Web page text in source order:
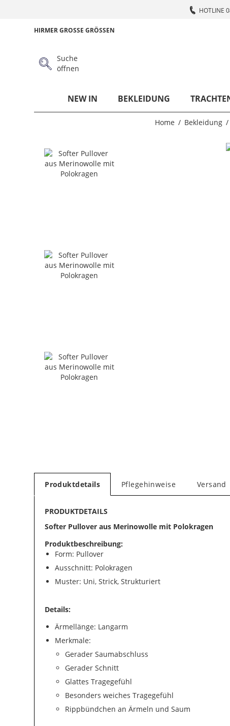
HOTLINE
HIRMER GROSSE GRÖSSEN
Suche
öffnen
NEW IN BEKLEIDUNG
Home Bekleidung
Produktdetails Pflegehinweise Versand
PRODUKTDETAILS
Softer Pullover aus Merinowolle mit Polokragen
Produktbeschreibung:
Form: Pullover
Ausschnitt: Polokragen
Muster: Uni, Strick, Strukturiert
Details:
Ärmellänge: Langarm
Merkmale:
Gerader Saumabschluss
Gerader Schnitt
Glattes Tragegefühl
Besonders weiches Tragegefühl
Rippbündchen an Ärmeln und Saum